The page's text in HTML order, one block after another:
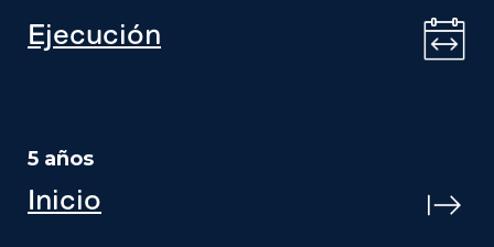
Ejecución
5 años
Inicio